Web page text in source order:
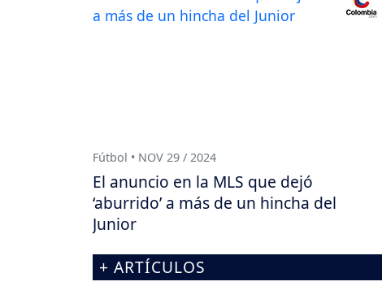
Fútbol • NOV 29 / 2024
El anuncio en la MLS que dejó
‘aburrido’ a más de un hincha del
Junior
+ ARTÍCULOS